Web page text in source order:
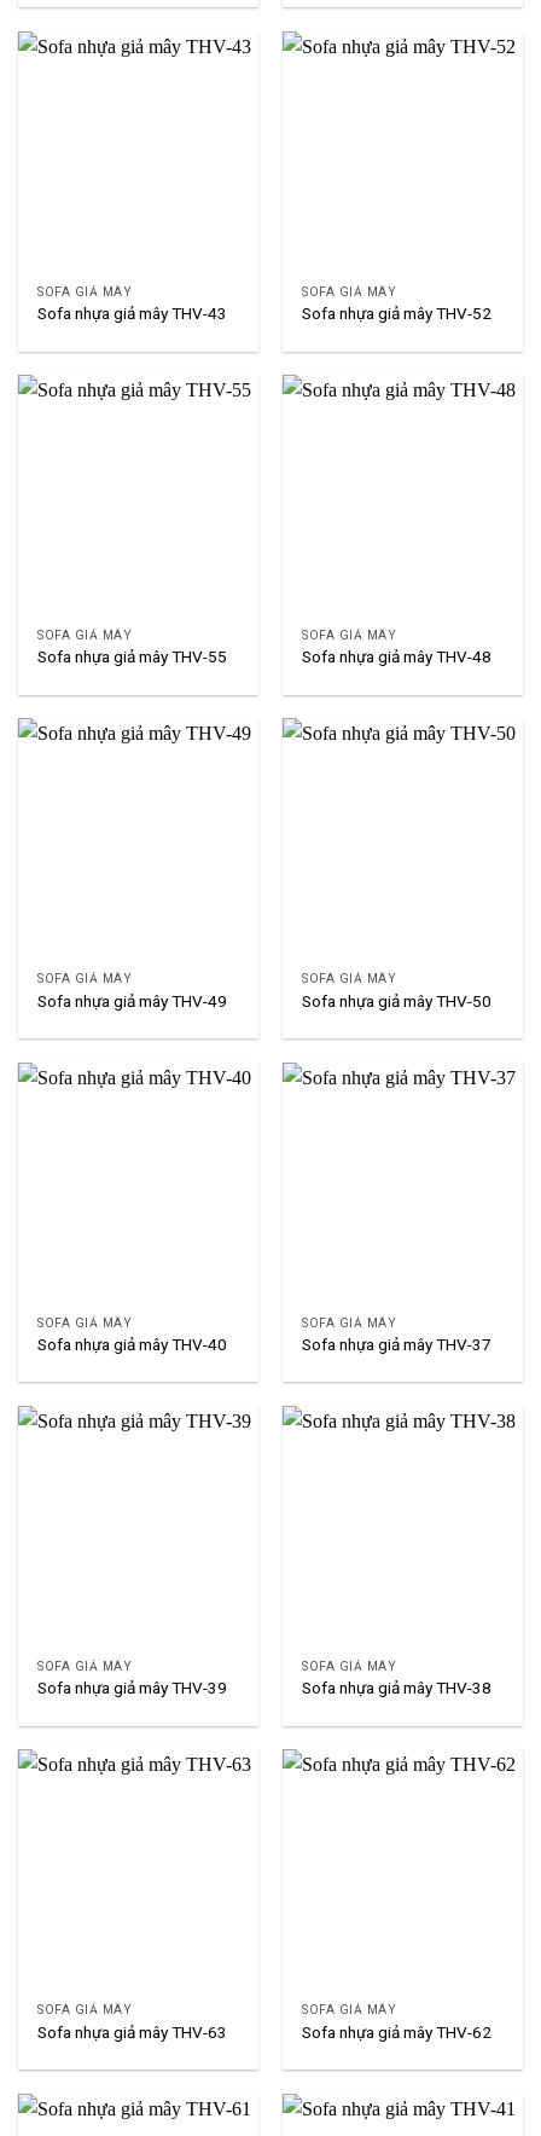
SOFA GIẢ MÂY
Sofa nhựa giả mây THV-43
SOFA GIẢ MÂY
Sofa nhựa giả mây THV-52
SOFA GIẢ MÂY
Sofa nhựa giả mây THV-55
SOFA GIẢ MÂY
Sofa nhựa giả mây THV-48
SOFA GIẢ MÂY
Sofa nhựa giả mây THV-49
SOFA GIẢ MÂY
Sofa nhựa giả mây THV-50
SOFA GIẢ MÂY
Sofa nhựa giả mây THV-40
SOFA GIẢ MÂY
Sofa nhựa giả mây THV-37
SOFA GIẢ MÂY
Sofa nhựa giả mây THV-39
SOFA GIẢ MÂY
Sofa nhựa giả mây THV-38
SOFA GIẢ MÂY
Sofa nhựa giả mây THV-63
SOFA GIẢ MÂY
Sofa nhựa giả mây THV-62